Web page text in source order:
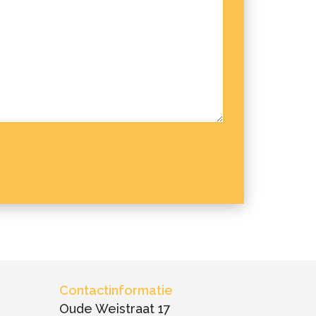
Contactinformatie
Oude Weistraat 17